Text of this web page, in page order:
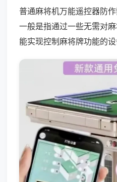
普通麻将机万能遥控器防
一般是指通过一些无需对
能实现控制麻将牌功能的设